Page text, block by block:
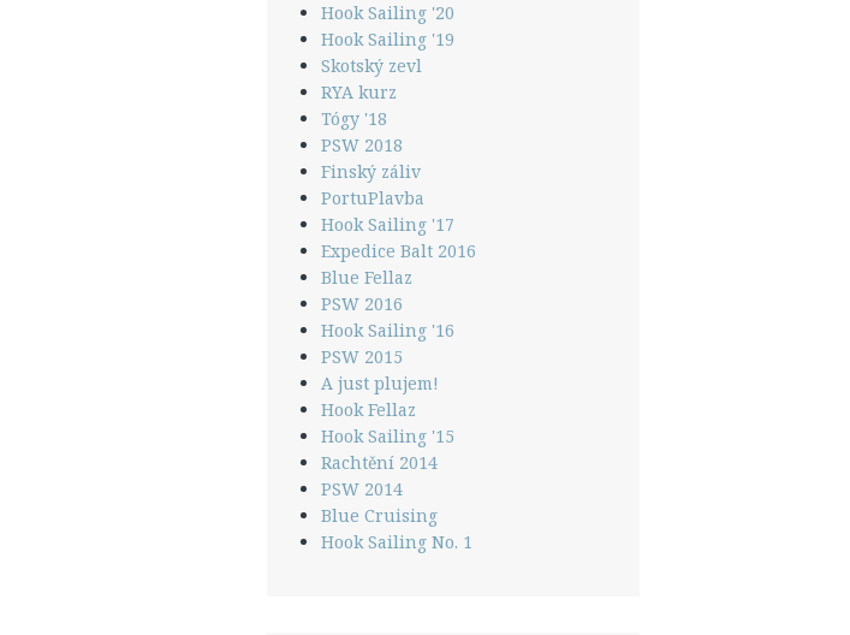
Hook Sailing '20
Hook Sailing '19
Skotský zevl
RYA kurz
Tógy '18
PSW 2018
Finský záliv
PortuPlavba
Hook Sailing '17
Expedice Balt 2016
Blue Fellaz
PSW 2016
Hook Sailing '16
PSW 2015
A just plujem!
Hook Fellaz
Hook Sailing '15
Rachtění 2014
PSW 2014
Blue Cruising
Hook Sailing No. 1